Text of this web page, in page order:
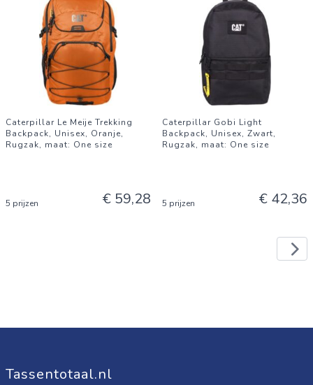
Caterpillar Le Meije Trekking
Backpack, Unisex, Oranje,
Rugzak, maat: One size
5 prijzen € 59,28
Caterpillar Gobi Light
Backpack, Unisex, Zwart,
Rugzak, maat: One size
5 prijzen € 42,36
Tassentotaal.nl